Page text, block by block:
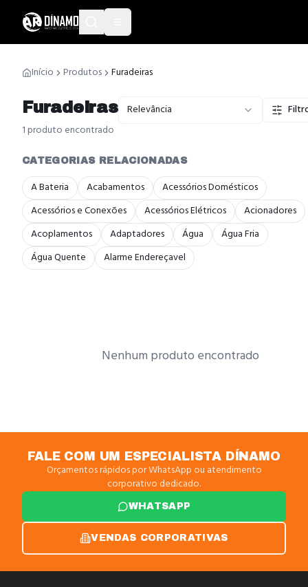
Início Produtos Furadeiras
Furadeiras
1produto encontrado
Relevância
CATEGORIAS RELACIONADAS
A Bateria Acabamentos
Acessórios Domésticos
Acessórios e Conexões
Acessórios Elétricos
Acionadores
Acoplamentos
Adaptadores Água
Água Fria
Água Quente
Alarme Endereçavel
Nenhum produto encontrado
FALE COM UM ESPECIALISTA DÍNAMO
Orçamentos rápidos por WhatsApp ou atendimento
corporativo dedicado.
WHATSAPP
VENDAS CORPORATIVAS